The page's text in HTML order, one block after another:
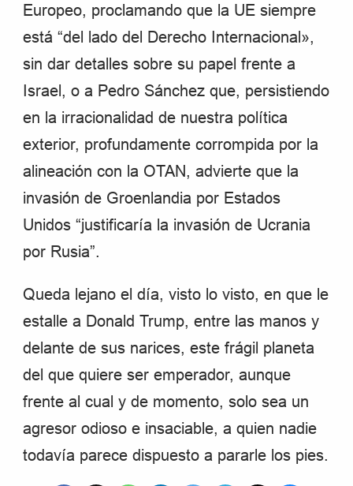
Europeo, proclamando que la UE siempre
está “del lado del Derecho Internacional»,
sin dar detalles sobre su papel frente a
Israel, o a Pedro Sánchez que, persistiendo
en la irracionalidad de nuestra política
exterior, profundamente corrompida por la
alineación con la OTAN, advierte que la
invasión de Groenlandia por Estados
Unidos “justificaría la invasión de Ucrania
por Rusia”.
Queda lejano el día, visto lo visto, en que le
estalle a Donald Trump, entre las manos y
delante de sus narices, este frágil planeta
del que quiere ser emperador, aunque
frente al cual y de momento, solo sea un
agresor odioso e insaciable, a quien nadie
todavía parece dispuesto a pararle los pies.